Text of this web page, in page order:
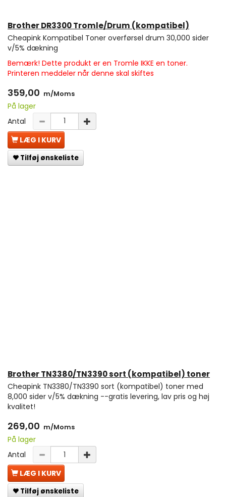
Brother DR3300 Tromle/Drum (kompatibel)
Cheapink Kompatibel Toner overførsel drum 30,000 sider
v/5% dækning
Bemærk! Dette produkt er en Tromle IKKE en toner.
Printeren meddeler når denne skal skiftes
359,00 m/Moms
På lager
Antal
LÆG I KURV
Tilføj ønskeliste
Brother TN3380/TN3390 sort (kompatibel) toner
Cheapink TN3380/TN3390 sort (kompatibel) toner med
8,000 sider v/5% dækning --gratis levering, lav pris og høj
kvalitet!
269,00 m/Moms
På lager
Antal
LÆG I KURV
Tilføj ønskeliste